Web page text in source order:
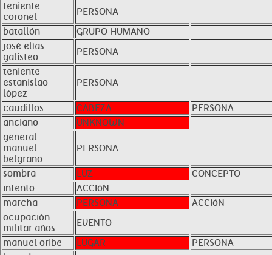
teniente
coronel
PERSONA
batallón
GRUPO_HUMANO
josé elías
galisteo
PERSONA
teniente
estanislao
lópez
PERSONA
caudillos CABEZA
PERSONA
anciano
UNKNOWN
general
manuel
belgrano
PERSONA
sombra LUZ
CONCEPTO
intento
ACCIóN
marcha
PERSONA
ACCIóN
ocupación
militar años
EVENTO
manuel oribe
LUGAR
PERSONA